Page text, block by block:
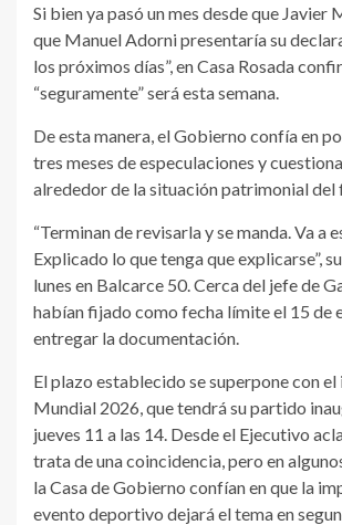
Si bien ya pasó un mes desde que Javier
que Manuel Adorni presentaría su
los próximos días”, en Casa Rosada
“seguramente” será esta semana.
De esta manera, el Gobierno confía en
tres meses de especulaciones y
alrededor de la situación patrimonial del
“Terminan de revisarla y se manda. Va a
Explicado lo que tenga que explicarse”,
lunes en Balcarce 50. Cerca del jefe de
habían fijado como fecha límite el 15 de
entregar la documentación.
El plazo establecido se superpone con
Mundial 2026, que tendrá su partido
jueves 11 a las 14. Desde el Ejecutivo
trata de una coincidencia, pero en
la Casa de Gobierno confían en que la
evento deportivo dejará el tema en